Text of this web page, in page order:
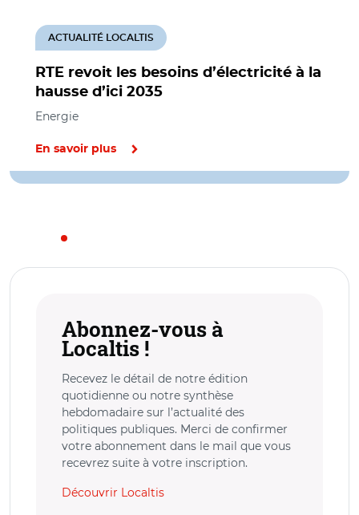
RTE revoit les besoins d’électricité à la
hausse d’ici 2035
ACTUALITÉ LOCALTIS
Energie
En savoir plus
Abonnez-vous à
Localtis !
Recevez le détail de notre édition
quotidienne ou notre synthèse
hebdomadaire sur l’actualité des
politiques publiques. Merci de confirmer
votre abonnement dans le mail que vous
recevrez suite à votre inscription.
Découvrir Localtis